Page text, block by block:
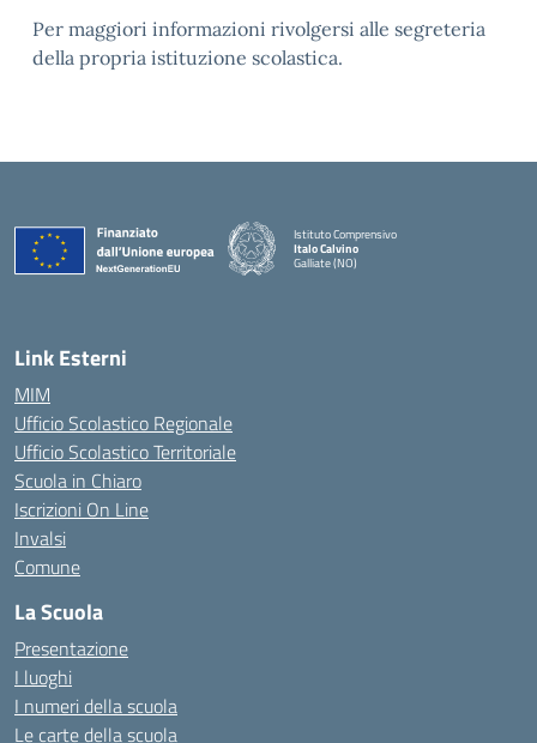
Per maggiori informazioni rivolgersi alle segreteria
della propria istituzione scolastica.
Istituto Comprensivo
Italo Calvino
Galliate (NO)
Link Esterni
MIM
Ufficio Scolastico Regionale
Ufficio Scolastico Territoriale
Scuola in Chiaro
Iscrizioni On Line
Invalsi
Comune
La Scuola
Presentazione
I luoghi
I numeri della scuola
Le carte della scuola